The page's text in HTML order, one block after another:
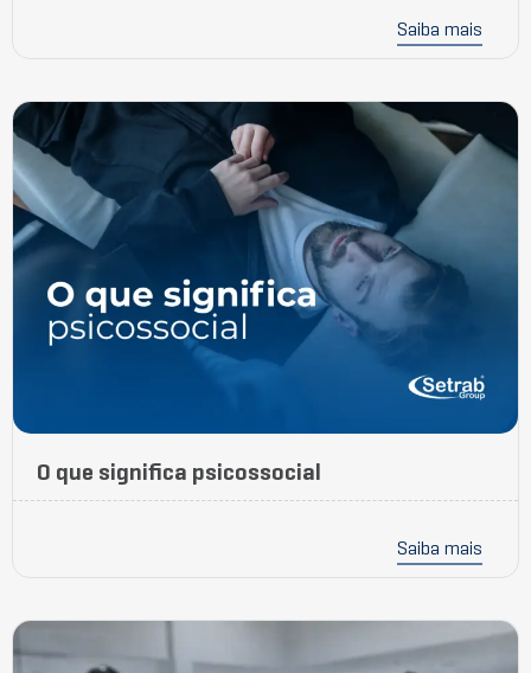
Saiba mais
O que significa psicossocial
Saiba mais